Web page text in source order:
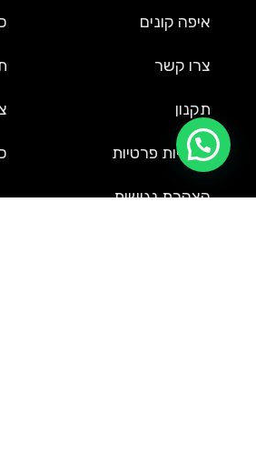
איפה קונים
צרו קשר
תקנון
מדיניות פרטיות
הצהרת נגישות